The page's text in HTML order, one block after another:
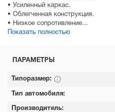
• Усиленный каркас.
• Облегченная конструкция.
• Низкое сопротивление...
Показать полностью
ПАРАМЕТРЫ
Типоразмер:
Тип автомобиля:
Производитель: